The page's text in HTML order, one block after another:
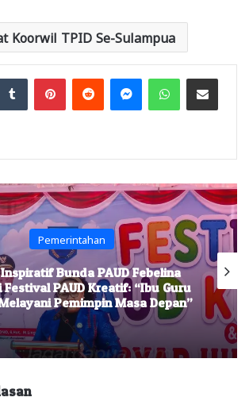
Koorwil TPID Se-Sulampua
Tumblr PinterestReddit MessengerWhatsAppShare via Email
Pemerintahan
Bunda PAUD Febelina
PAUD Kreatif: “Ibu Guru
Pemimpin Masa Depan”